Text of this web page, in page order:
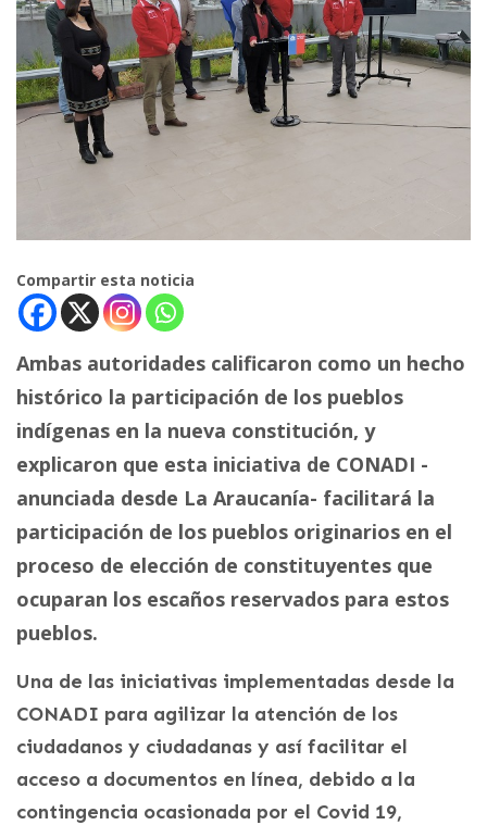
Compartir esta noticia
Ambas autoridades calificaron como un hecho
histórico la participación de los pueblos
indígenas en la nueva constitución, y
explicaron que esta iniciativa de CONADI -
anunciada desde La Araucanía- facilitará la
participación de los pueblos originarios en el
proceso de elección de constituyentes que
ocuparan los escaños reservados para estos
pueblos.
Una de las iniciativas implementadas desde la
CONADI para agilizar la atención de los
ciudadanos y ciudadanas y así facilitar el
acceso a documentos en línea, debido a la
contingencia ocasionada por el Covid 19,